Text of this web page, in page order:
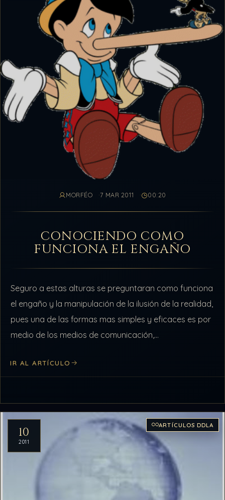
MORFÉO 7 MAR 2011 00:20
CONOCIENDO COMO
FUNCIONA EL ENGAÑO
Seguro a estas alturas se preguntaran como funciona
el engaño y la manipulación de la ilusión de la realidad,
pues una de las formas mas simples y eficaces es por
medio de los medios de comunicación,…
IR AL ARTÍCULO
10
2011
ARTÍCULOS DDLA